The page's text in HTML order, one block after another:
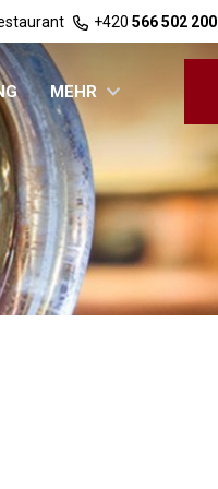
+420 566 502 200
MEHR